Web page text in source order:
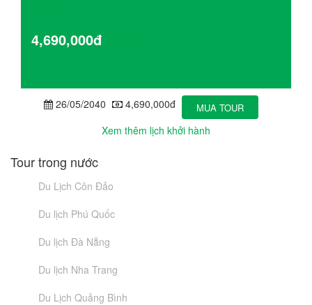
4,690,000đ
26/05/2040 4,690,000đ MUA TOUR
Xem thêm lịch khởi hành
Tour trong nước
Du Lịch Côn Đảo
Du lịch Phú Quốc
Du lịch Đà Nẵng
Du lịch Nha Trang
Du Lịch Quảng Bình